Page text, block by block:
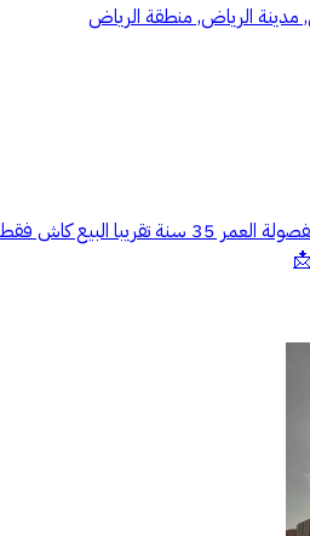
مدينة الرياض, منطقة الرياض